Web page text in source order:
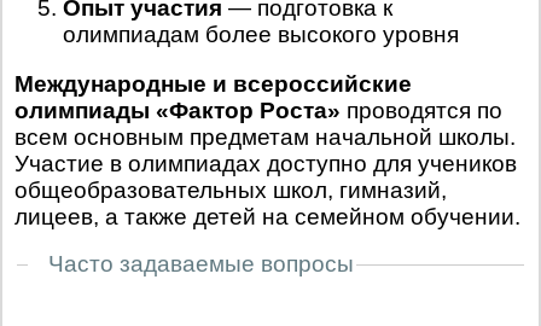
Опыт участия — подготовка к
олимпиадам более высокого уровня
Международные и всероссийские
олимпиады «Фактор Роста» проводятся по
всем основным предметам начальной школы.
Участие в олимпиадах доступно для учеников
общеобразовательных школ, гимназий,
лицеев, а также детей на семейном обучении.
Часто задаваемые вопросы